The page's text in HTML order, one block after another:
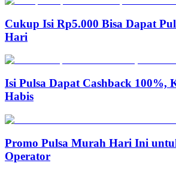
Cukup Isi Rp5.000 Bisa Dapat
Hari
Isi Pulsa Dapat Cashback 100%,
Habis
Promo Pulsa Murah Hari Ini
Operator